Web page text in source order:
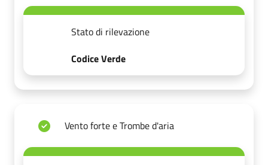
Stato di rilevazione
Codice Verde
Vento forte e Trombe d'aria